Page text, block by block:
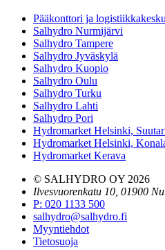
Pääkonttori ja
Salhydro Nurmijärvi
Salhydro Tampere
Salhydro Jyväskylä
Salhydro Kuopio
Salhydro Oulu
Salhydro Turku
Salhydro Lahti
Salhydro Pori
Hydromarket Helsinki,
Hydromarket Helsinki,
Hydromarket Kerava
© SALHYDRO OY 2026
Ilvesvuorenkatu 10, 01900
P: 020 1133 500
salhydro@salhydro.fi
Myyntiehdot
Tietosuoja